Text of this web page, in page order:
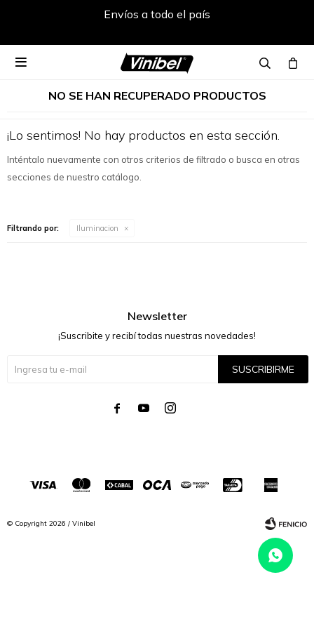
Envíos a todo el país

NO SE HAN RECUPERADO PRODUCTOS
¡Lo sentimos! No hay productos en esta sección.
Inténtalo nuevamente con otros criterios de filtrado o busca en otras
secciones de nuestro catálogo.
Filtrando por: Iluminacion
Newsletter
¡Suscribite y recibí todas nuestras novedades!
SUSCRIBIRME
  
© Copyright 2026 / Vinibel